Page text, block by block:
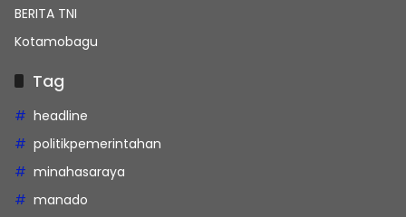
BERITA TNI
Kotamobagu
Tag
headline
politikpemerintahan
minahasaraya
manado